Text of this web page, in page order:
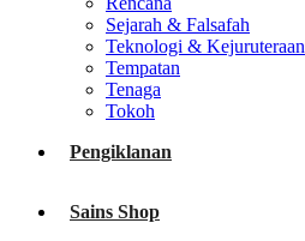
Sejarah & Falsafah
Teknologi & Kejuruteraan
Tempatan
Tenaga
Tokoh
Pengiklanan
Sains Shop